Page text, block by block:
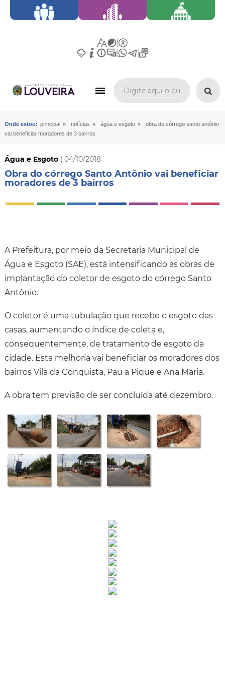
Onde estou: principal » notícias » água e esgoto »
obra do córrego santo antônio
vai beneficiar moradores de 3 bairros
Água e Esgoto| 04/10/2018
Obra do córrego Santo Antônio vai beneficiar
moradores de 3 bairros
A Prefeitura, por meio da Secretaria Municipal de
Água e Esgoto (SAE), está intensificando as obras de
implantação do coletor de esgoto do córrego Santo
Antônio.
O coletor é uma tubulação que recebe o esgoto das
casas, aumentando o índice de coleta e,
consequentemente, de tratamento de esgoto da
cidade. Esta melhoria vai beneficiar os moradores dos
bairros Vila da Conquista, Pau a Pique e Ana Maria.
A obra tem previsão de ser concluída até dezembro.